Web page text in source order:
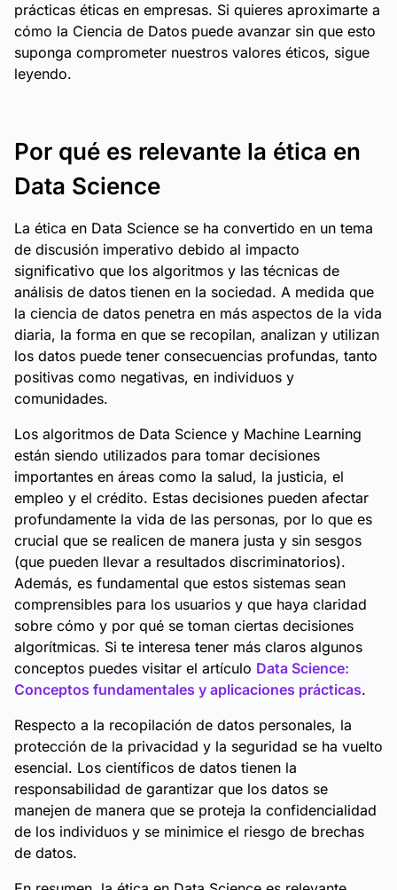
prácticas éticas en empresas. Si quieres aproximarte a
cómo la Ciencia de Datos puede avanzar sin que esto
suponga comprometer nuestros valores éticos, sigue
leyendo.
Por qué es relevante la ética en
Data Science
La ética en Data Science se ha convertido en un tema
de discusión imperativo debido al impacto
significativo que los algoritmos y las técnicas de
análisis de datos tienen en la sociedad. A medida que
la ciencia de datos penetra en más aspectos de la vida
diaria, la forma en que se recopilan, analizan y utilizan
los datos puede tener consecuencias profundas, tanto
positivas como negativas, en individuos y
comunidades.
Los algoritmos de Data Science y Machine Learning
están siendo utilizados para tomar decisiones
importantes en áreas como la salud, la justicia, el
empleo y el crédito. Estas decisiones pueden afectar
profundamente la vida de las personas, por lo que es
crucial que se realicen de manera justa y sin sesgos
(que pueden llevar a resultados discriminatorios).
Además, es fundamental que estos sistemas sean
comprensibles para los usuarios y que haya claridad
sobre cómo y por qué se toman ciertas decisiones
algorítmicas. Si te interesa tener más claros algunos
conceptos puedes visitar el artículo Data Science:
Conceptos fundamentales y aplicaciones prácticas.
Respecto a la recopilación de datos personales, la
protección de la privacidad y la seguridad se ha vuelto
esencial. Los científicos de datos tienen la
responsabilidad de garantizar que los datos se
manejen de manera que se proteja la confidencialidad
de los individuos y se minimice el riesgo de brechas
de datos.